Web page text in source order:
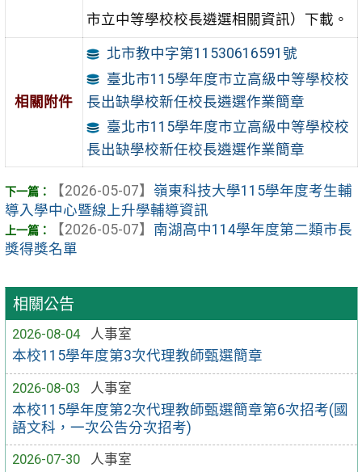
相關公告
2026-08-04
人事室
本校115學年度第3次代理教師甄選簡章
2026-08-03
人事室
本校115學年度第2次代理教師甄選簡章第6次招考(國
語文科，一次公告分次招考)
2026-07-30
人事室
市立中等學校校長遴選相關資訊）下載。
相關附件
北市教中字第11530616591號
臺北市115學年度市立高級中等學校校
長出缺學校新任校長遴選作業簡章
臺北市115學年度市立高級中等學校校
長出缺學校新任校長遴選作業簡章
【2026-05-07】 嶺東科技大學115學年度考生輔
導入學中心暨線上升學輔導資訊
【2026-05-07】 南湖高中114學年度第二類市長
獎得獎名單